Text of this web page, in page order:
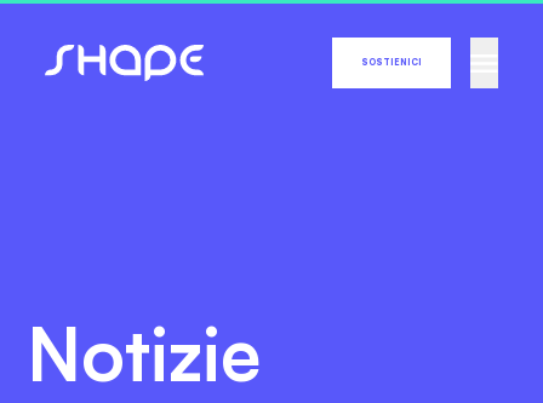
SOSTIENICI
Notizie